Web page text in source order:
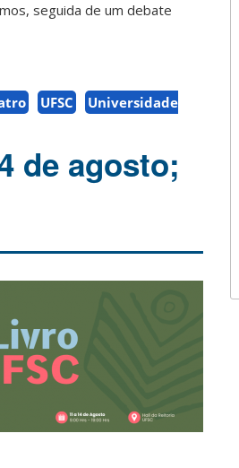
seguida de um debate
UFSC
Universidade
de agosto;